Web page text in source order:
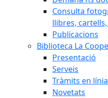
Consulta
llibres,
Publicacions
Biblioteca La
Presentació
Serveis
Tràmits en línia
Novetats